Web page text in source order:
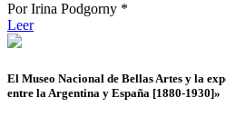
Por Irina Podgorny *
Leer
El Museo Nacional de Bellas Artes y la
entre la Argentina y España [1880-1930]»